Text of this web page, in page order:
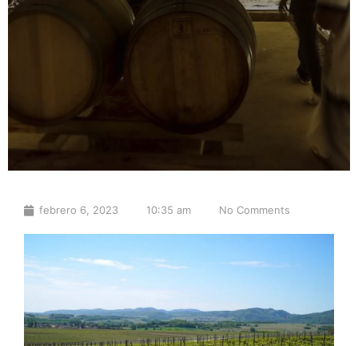
febrero 6, 2023 10:35 am No Comments